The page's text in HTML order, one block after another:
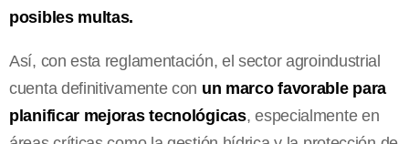
posibles multas.
Así, con esta reglamentación, el sector agroindustrial
cuenta definitivamente con un marco favorable para
planificar mejoras tecnológicas, especialmente en